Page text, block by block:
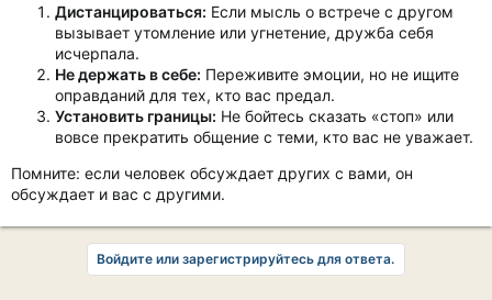
Дистанцироваться: Если мысль о встрече с другом
вызывает утомление или угнетение, дружба себя
исчерпала.
Не держать в себе: Переживите эмоции, но не ищите
оправданий для тех, кто вас предал.
Установить границы: Не бойтесь сказать «стоп» или
вовсе прекратить общение с теми, кто вас не уважает.
Помните: если человек обсуждает других с вами, он
обсуждает и вас с другими.
Войдите или зарегистрируйтесь для ответа.